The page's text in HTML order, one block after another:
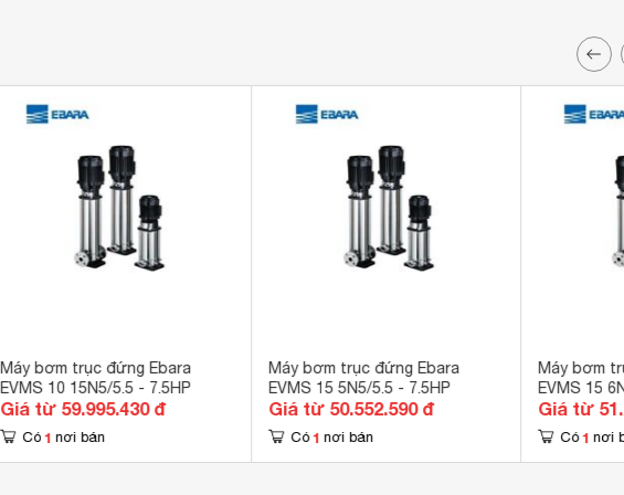
Máy bơm trục đứng Ebara
EVMS 10 15N5/5.5 - 7.5HP
Giá từ 59.995.430 đ
Có 1 nơi bán
Máy bơm trục đứng Ebara
EVMS 15 5N5/5.5 - 7.5HP
Giá từ 50.552.590 đ
Có 1 nơi bán
Máy bơm
EVMS 15
Giá từ
Có 1 nơi